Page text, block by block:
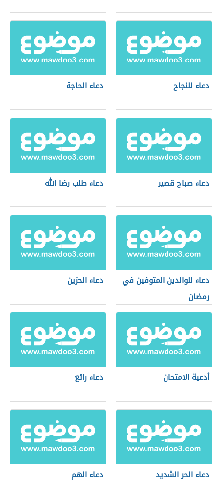
دعاء للنجاح دعاء الحاجة
دعاء صباح قصير دعاء طلب رضا الله
دعاء للوالدين المتوفين في
رمضان
دعاء الحزين
أدعية الامتحان دعاء رائع
دعاء الحر الشديد دعاء الهم